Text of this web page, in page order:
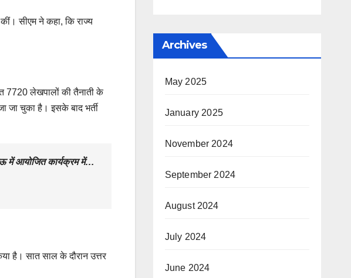
सीएम ने कहा, कि राज्य
7720 लेखपालों की तैनाती के
जा चुका है। इसके बाद भर्ती
में आयोजित कार्यक्रम में…
है। सात साल के दौरान उत्तर
Archives
May 2025
January 2025
November 2024
September 2024
August 2024
July 2024
June 2024